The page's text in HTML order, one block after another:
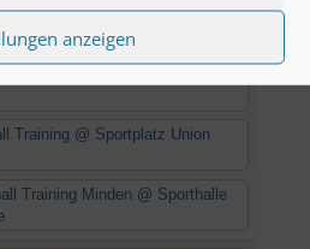
anzeigen
@ Kirche
Training @ Sportplatz Union
Training Minden @ Sporthalle